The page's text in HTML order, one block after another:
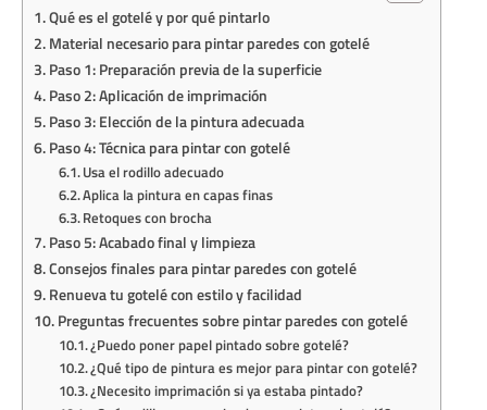
Qué es el gotelé y por qué pintarlo
Material necesario para pintar paredes con gotelé
Paso 1: Preparación previa de la superficie
Paso 2: Aplicación de imprimación
Paso 3: Elección de la pintura adecuada
Paso 4: Técnica para pintar con gotelé
Usa el rodillo adecuado
Aplica la pintura en capas finas
Retoques con brocha
Paso 5: Acabado final y limpieza
Consejos finales para pintar paredes con gotelé
Renueva tu gotelé con estilo y facilidad
Preguntas frecuentes sobre pintar paredes con gotelé
¿Puedo poner papel pintado sobre gotelé?
¿Qué tipo de pintura es mejor para pintar con gotelé?
¿Necesito imprimación si ya estaba pintado?